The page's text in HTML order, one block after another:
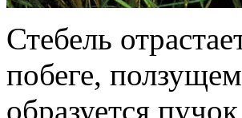
Стебель
побеге,
образуется